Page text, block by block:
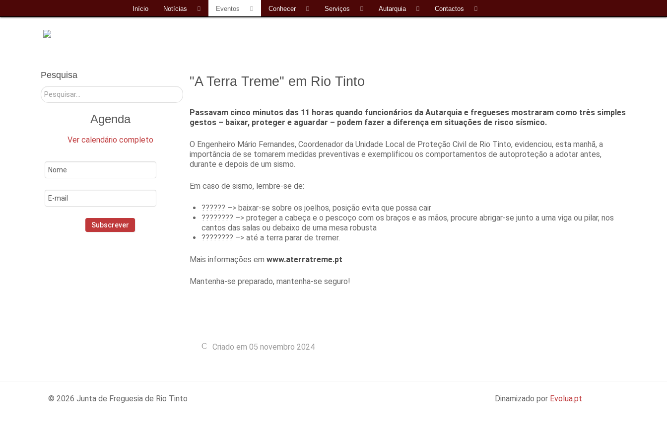
Início Notícias Eventos Conhecer Serviços Autarquia Contactos
Pesquisa
Pesquisar
Agenda
Ver calendário completo
"A Terra Treme" em Rio Tinto
Passavam cinco minutos das 11 horas quando funcionários da Autarquia e fregueses mostraram como três simples
gestos – baixar, proteger e aguardar – podem fazer a diferença em situações de risco sísmico.
O Engenheiro Mário Fernandes, Coordenador da Unidade Local de Proteção Civil de Rio Tinto, evidenciou, esta manhã, a
importância de se tomarem medidas preventivas e exemplificou os comportamentos de autoproteção a adotar antes,
durante e depois de um sismo.
Em caso de sismo, lembre-se de:
?????? –> baixar-se sobre os joelhos, posição evita que possa cair
???????? –> proteger a cabeça e o pescoço com os braços e as mãos, procure abrigar-se junto a uma viga ou pilar, nos
cantos das salas ou debaixo de uma mesa robusta
???????? –> até a terra parar de tremer.
Mais informações em www.aterratreme.pt
Mantenha-se preparado, mantenha-se seguro!
Criado em 05 novembro 2024
© 2026 Junta de Freguesia de Rio Tinto Dinamizado por Evolua.pt